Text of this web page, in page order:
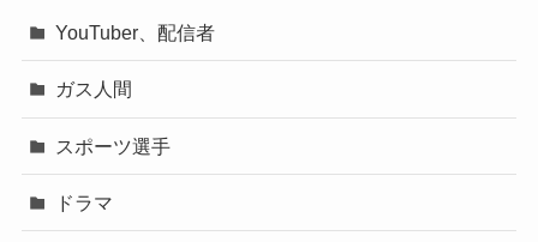
YouTuber、配信者
ガス人間
スポーツ選手
ドラマ